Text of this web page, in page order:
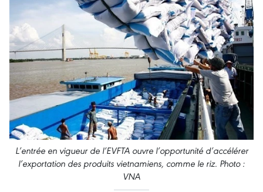
L’entrée en vigueur de l’EVFTA ouvre l’opportunité d’accélérer
l’exportation des produits vietnamiens, comme le riz. Photo :
VNA